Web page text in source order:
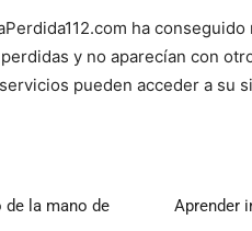
ha
y no aparecían con
pueden acceder a su
la mano de
Aprender